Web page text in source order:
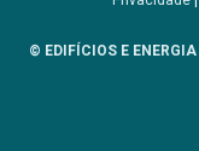
© EDIFÍCIOS E ENERGIA